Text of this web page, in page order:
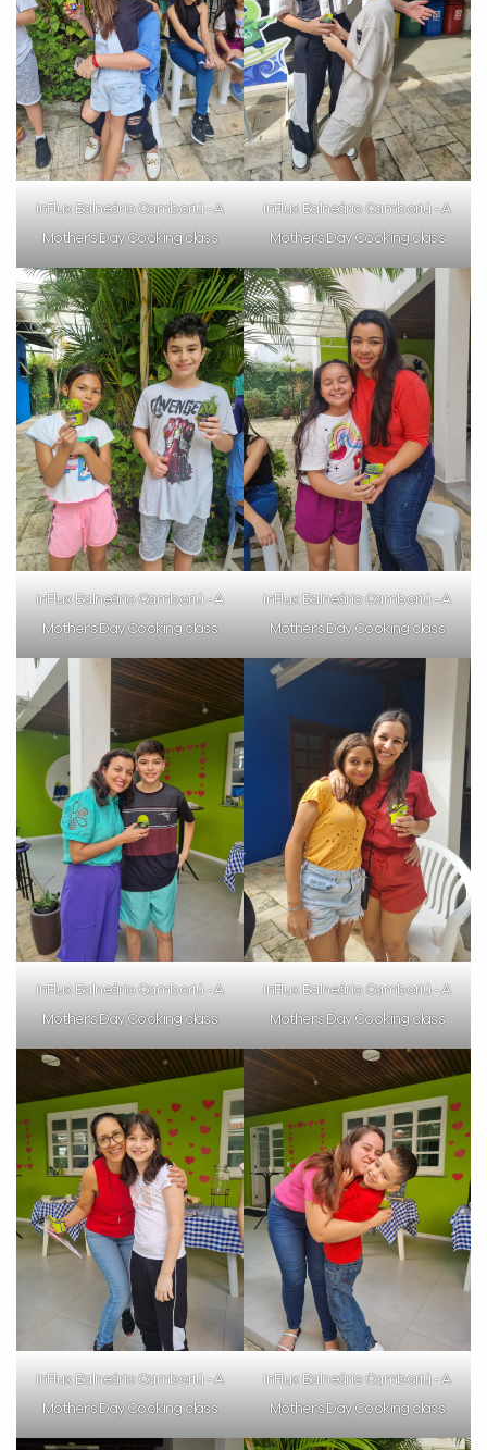
inFlux Balneário Camboriú - A
Mother’s Day Cooking class
inFlux Balneário Camboriú - A
Mother’s Day Cooking class
inFlux Balneário Camboriú - A
Mother’s Day Cooking class
inFlux Balneário Camboriú - A
Mother’s Day Cooking class
inFlux Balneário Camboriú - A
Mother’s Day Cooking class
inFlux Balneário Camboriú - A
Mother’s Day Cooking class
inFlux Balneário Camboriú - A
Mother’s Day Cooking class
inFlux Balneário Camboriú - A
Mother’s Day Cooking class
VOLTAR